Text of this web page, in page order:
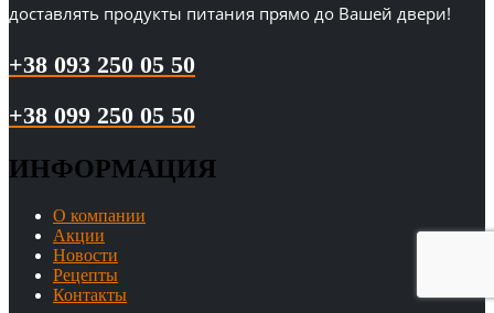
доставлять продукты питания прямо до Вашей двери!
+38 093 250 05 50
+38 099 250 05 50
ИНФОРМАЦИЯ
О компании
Акции
Новости
Рецепты
Контакты